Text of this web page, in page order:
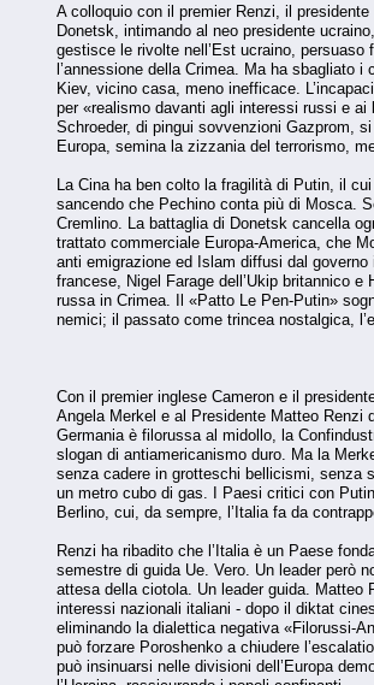
A colloquio con il premier Renzi, il
Donetsk, intimando al neo presidente
gestisce le rivolte nell’Est ucraino,
l’annessione della Crimea. Ma ha sbagliato
Kiev, vicino casa, meno inefficace.
per «realismo davanti agli interessi russi e
Schroeder, di pingui sovvenzioni Gazprom,
Europa, semina la zizzania del terrorismo,
La Cina ha ben colto la fragilità di Putin, il
sancendo che Pechino conta più di Mosca.
Cremlino. La battaglia di Donetsk cancella
trattato commerciale Europa-America, che
anti emigrazione ed Islam diffusi dal
francese, Nigel Farage dell’Ukip britannico
russa in Crimea. Il «Patto Le Pen-Putin»
nemici; il passato come trincea nostalgica,
Con il premier inglese Cameron e il
Angela Merkel e al Presidente Matteo Renzi
Germania è filorussa al midollo, la
slogan di antiamericanismo duro. Ma la
senza cadere in grotteschi bellicismi, senza
un metro cubo di gas. I Paesi critici con
Berlino, cui, da sempre, l’Italia fa da
Renzi ha ribadito che l’Italia è un Paese
semestre di guida Ue. Vero. Un leader però
attesa della ciotola. Un leader guida. Matteo
interessi nazionali italiani - dopo il diktat
eliminando la dialettica negativa «Filorussi-
può forzare Poroshenko a chiudere
può insinuarsi nelle divisioni dell’Europa